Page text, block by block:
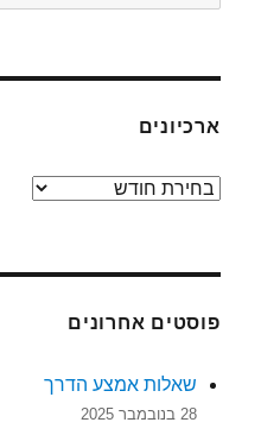
ארכיונים
ארכיונים
פוסטים אחרונים
שאלות אמצע הדרך
28 בנובמבר 2025